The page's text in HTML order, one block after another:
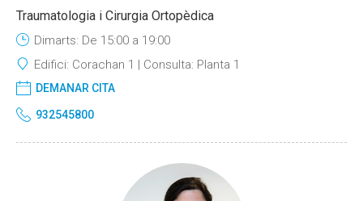
Traumatologia i Cirurgia Ortopèdica
Dimarts: De 15:00 a 19:00
Edifici: Corachan 1 Consulta: Planta 1
DEMANAR CITA
932545800